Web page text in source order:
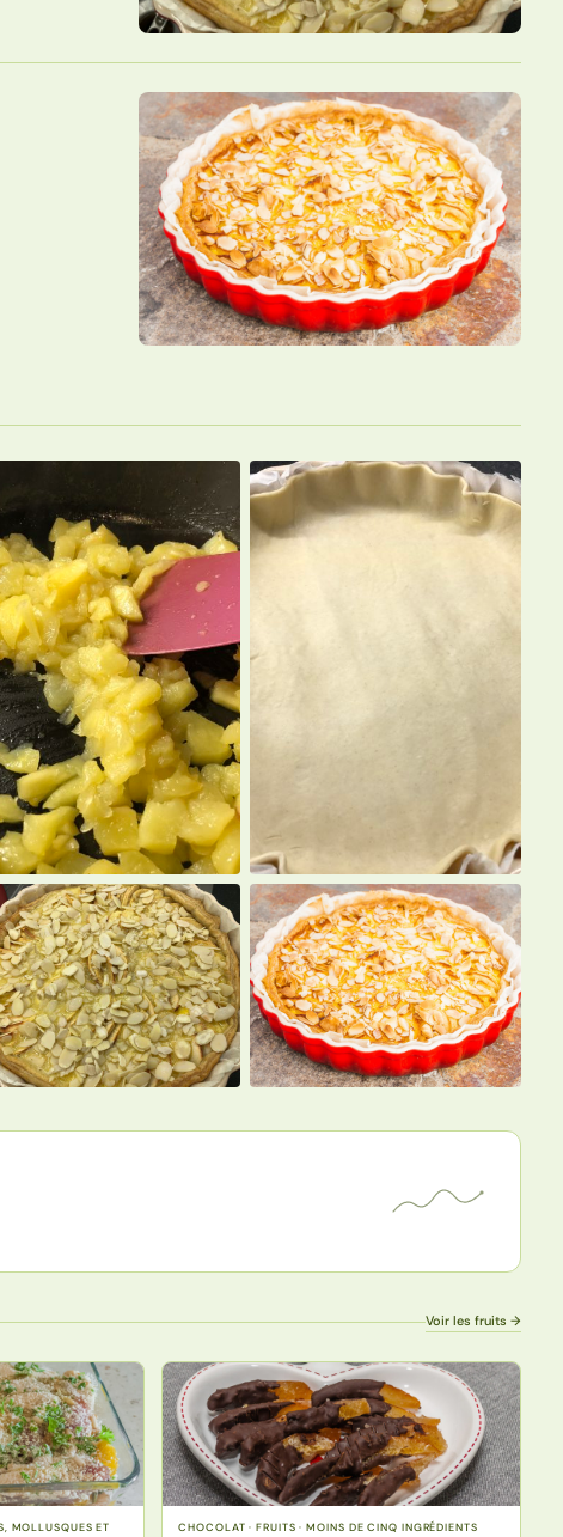
Voir les fruits →
MOLLUSQUES ET
CHOCOLAT · FRUITS · MOINS DE CINQ INGRÉDIENTS